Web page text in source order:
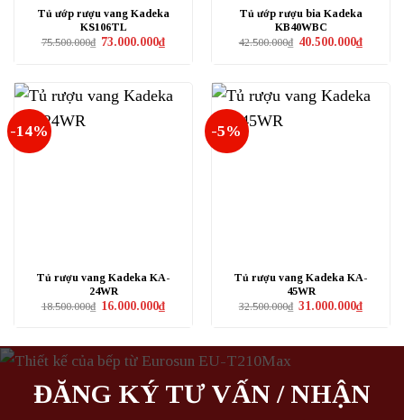
Tủ ướp rượu vang Kadeka
KS106TL
75.500.000₫ Giá
73.000.000₫Giá
hiện
73.000.000₫.
Tủ ướp rượu bia Kadeka
KB40WBC
42.500.000₫ Giá
40.500.000₫Giá
hiện
-14%
Tủ rượu vang Kadeka KA-
24WR
18.500.000₫ Giá
16.000.000₫Giá
hiện
16.000.000₫.
-5%
Tủ rượu vang Kadeka KA-
45WR
32.500.000₫ Giá
31.000.000₫Giá
hiện
ĐĂNG KÝ TƯ VẤN / NHẬN